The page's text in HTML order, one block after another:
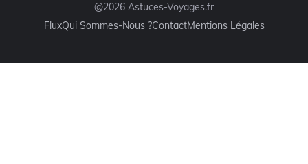
@2026 Astuces-Voyages.fr
FluxQui Sommes-Nous ?ContactMentions Légales